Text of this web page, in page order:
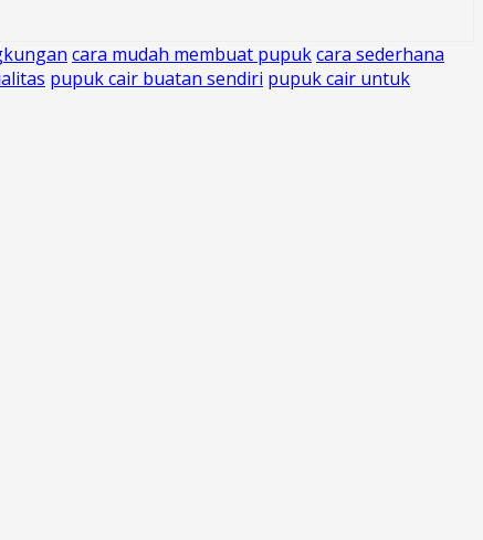
cara mudah membuat pupukcara sederhana
pupuk cair buatan sendiri pupuk cair untuk